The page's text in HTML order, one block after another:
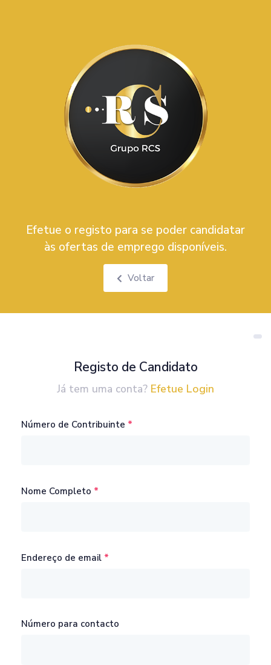
Efetue o registo para se poder candidatar
às ofertas de emprego disponíveis.
Voltar
Registo de Candidato
Já tem uma conta? Efetue Login
Número de Contribuinte
Nome Completo
Endereço de email
Número para contacto